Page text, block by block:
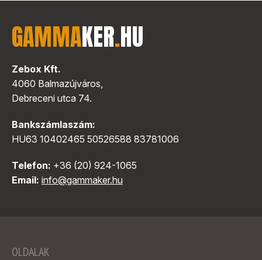
GAMMAKER.HU
Zebox Kft.
4060 Balmazújváros,
Debreceni utca 74.
Bankszámlaszám:
HU63 10402465 50526588 83781006
Telefon: +36 (20) 924-1065
Email: info@gammaker.hu
OLDALAK